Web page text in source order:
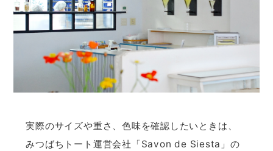
実際のサイズや重さ、色味を確認したいときは、
みつばちトート運営会社「Savon de Siesta」の